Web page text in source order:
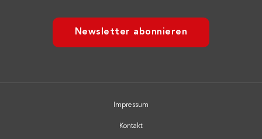
Newsletter abonnieren
Impressum
Kontakt